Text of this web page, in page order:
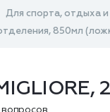
Для спорта, отдыха и
850мл
вопросов